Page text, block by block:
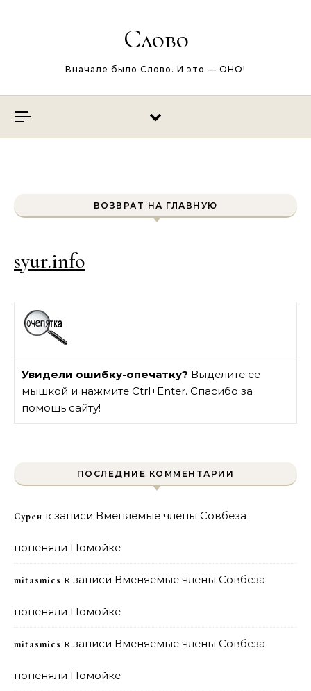
Слово
Вначале было Слово. И это — ОНО!
ВОЗВРАТ НА ГЛАВНУЮ
syur.info
Увидели ошибку-опечатку? Выделите ее
мышкой и нажмите Ctrl+Enter. Спасибо за
помощь сайту!
ПОСЛЕДНИЕ КОММЕНТАРИИ
Сурен к записи Вменяемые члены Совбеза
попеняли Помойке
mitasmies к записи Вменяемые члены Совбеза
попеняли Помойке
mitasmies к записи Вменяемые члены Совбеза
попеняли Помойке